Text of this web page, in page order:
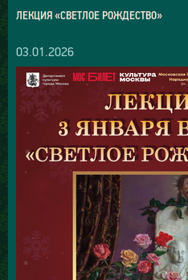
ЛЕКЦИЯ «СВЕТЛОЕ РОЖДЕСТВО»
03.01.2026